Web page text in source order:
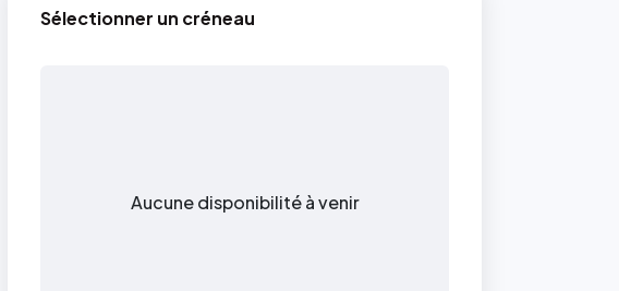
Sélectionner un créneau
Aucune disponibilité à venir